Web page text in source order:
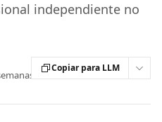
independiente no
Copiar para LLM